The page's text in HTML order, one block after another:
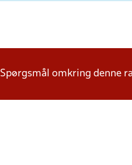
Spørgsmål omkring denne